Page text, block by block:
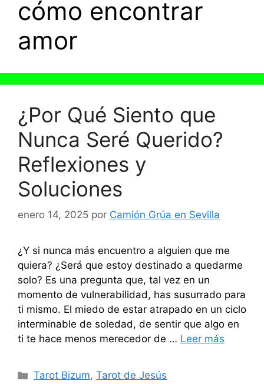
cómo encontrar
amor
¿Por Qué Siento que
Nunca Seré Querido?
Reflexiones y
Soluciones
enero 14, 2025 por Camión Grúa en Sevilla
¿Y si nunca más encuentro a alguien que me
quiera? ¿Será que estoy destinado a quedarme
solo? Es una pregunta que, tal vez en un
momento de vulnerabilidad, has susurrado para
ti mismo. El miedo de estar atrapado en un ciclo
interminable de soledad, de sentir que algo en
ti te hace menos merecedor de … Leer más
Categorías
Tarot Bizum,Tarot de Jesús